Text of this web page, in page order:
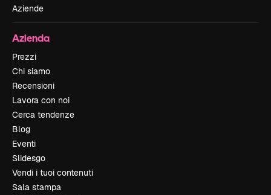
Aziende
Azienda
Prezzi
Chi siamo
Recensioni
Lavora con noi
Cerca tendenze
Blog
Eventi
Slidesgo
Vendi i tuoi contenuti
Sala stampa